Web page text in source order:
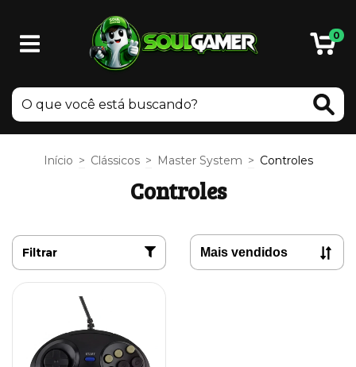
0
Início > Clássicos > Master System > Controles
Controles
Filtrar